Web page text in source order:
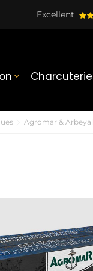
Excellent
 Charcuterie
Agromar & Arbeyal